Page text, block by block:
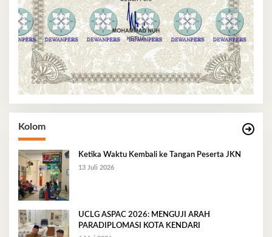
Kolom
Ketika Waktu Kembali ke Tangan Peserta JKN
13 Juli 2026
UCLG ASPAC 2026: MENGUJI ARAH
PARADIPLOMASI KOTA KENDARI